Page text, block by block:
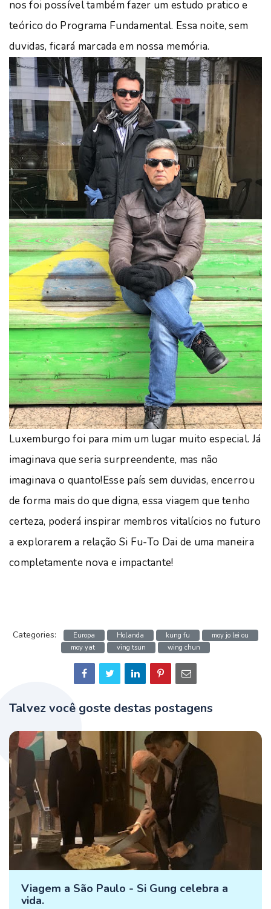
nos foi possível também fazer um estudo pratico e
teórico do Programa Fundamental. Essa noite, sem
duvidas, ficará marcada em nossa memória.
Luxemburgo foi para mim um lugar muito especial. Já
imaginava que seria surpreendente, mas não
imaginava o quanto!Esse país sem duvidas, encerrou
de forma mais do que digna, essa viagem que tenho
certeza, poderá inspirar membros vitalícios no futuro
a explorarem a relação Si Fu-To Dai de uma maneira
completamente nova e impactante!
Categories: Europa Holanda kung fu
moy jo lei ou
moy yat
ving tsun wing chun
Talvez você goste destas postagens
Viagem a São Paulo - Si Gung celebra a
vida.